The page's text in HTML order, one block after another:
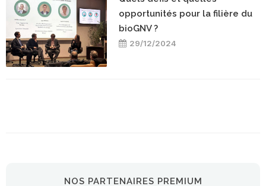
opportunités pour la filière du
bioGNV ?
29/12/2024
NOS PARTENAIRES PREMIUM